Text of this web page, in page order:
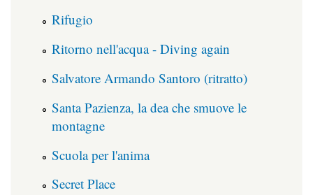
Rifugio
Ritorno nell'acqua - Diving again
Salvatore Armando Santoro (ritratto)
Santa Pazienza, la dea che smuove le
montagne
Scuola per l'anima
Secret Place